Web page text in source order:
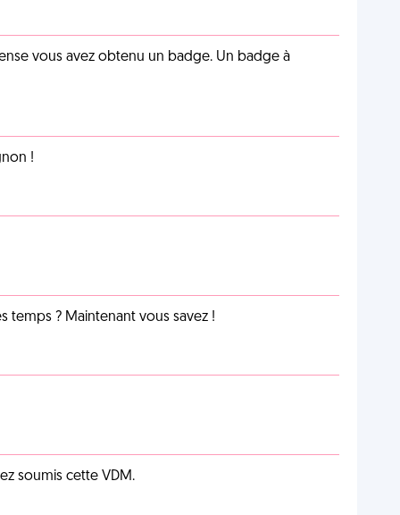
vous avez obtenu un badge. Un badge à
!
temps ? Maintenant vous savez !
soumis cette VDM.